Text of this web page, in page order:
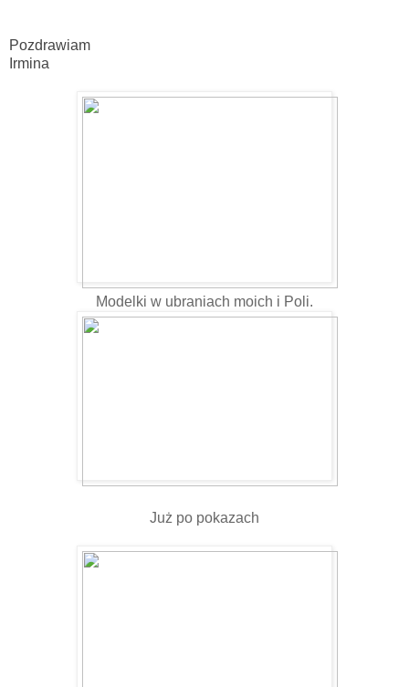
Pozdrawiam
Irmina
Modelki w ubraniach moich i Poli.
Już po pokazach